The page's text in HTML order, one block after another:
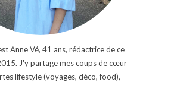
Anne Vé, 41 ans, rédactrice de ce
J'y partage mes coups de cœur
lifestyle (voyages, déco, food),